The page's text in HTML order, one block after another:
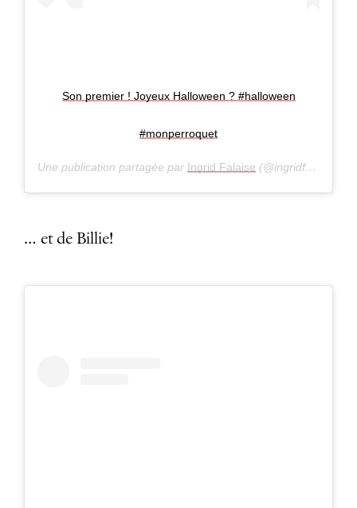
Son premier ! Joyeux Halloween ? #halloween
#monperroquet
Une publication partagée par Ingrid Falaise (@ingridfalaise) le
… et de Billie!